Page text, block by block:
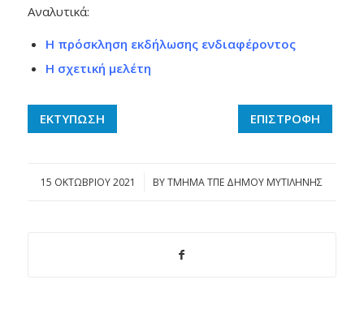
Αναλυτικά:
Η πρόσκληση εκδήλωσης ενδιαφέροντος
Η σχετική μελέτη
ΕΚΤΥΠΩΣΗ ΕΠΙΣΤΡΟΦΗ
15 ΟΚΤΩΒΡΊΟΥ 2021
/ BYΤΜΗΜΑ ΤΠΕ ΔΗΜΟΥ ΜΥΤΙΛΗΝΗΣ